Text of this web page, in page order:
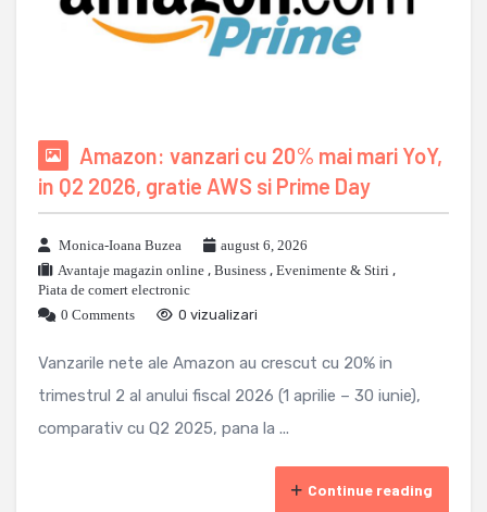
Amazon: vanzari cu 20% mai mari YoY,
in Q2 2026, gratie AWS si Prime Day
Monica-Ioana Buzea
august 6, 2026
Avantaje magazin online , Business , Evenimente & Stiri ,
Piata de comert electronic
0 Comments
0 vizualizari
Vanzarile nete ale Amazon au crescut cu 20% in
trimestrul 2 al anului fiscal 2026 (1 aprilie – 30 iunie),
comparativ cu Q2 2025, pana la ...
Continue reading